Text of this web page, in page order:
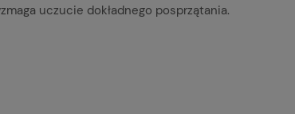
uczucie dokładnego posprzątania.